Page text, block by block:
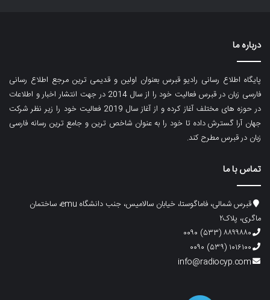
درباره ما
پایگاه اطلاع رسانی رادیو قبرس بعنوان اولین و قدیمی ترین مرجع اطلاع رسانی
فارسی زبان در قبرس فعالیت خود را از سال 2014 در جهت انتشار اخبار و اطلاعات
در حوزه های مختلف آغاز کرده و از آغاز سال 2019 فعالیت خود را زیر نظر شرکت
جهان آرا گسترش داده تا خود را به عنوان شاخص ترین و جامع ترین رسانه فارسی
زبان در قبرس مطرح کند.
تماس با ما
قبرس شمالی، فاماگوستا، خیابان سالامیس، جنب دانشگاه emu، ساختمان
ماگری، پلاک۲
۸۸۹۹۸۸۰ (۵۳۳) ۰۰۹۰
۱۰۱۶۱۰۰ (۵۳۹) ۰۰۹۰
info@radiocyp.com